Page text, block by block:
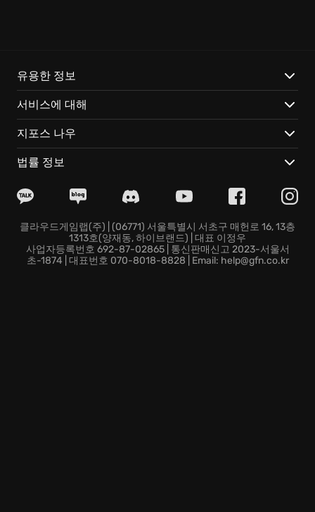
주요 특징:
숨 막히는 분위기와 독특한 아트 스타일은 한 번 몰입하
면 헤어 나올 수 없는 경험을 선사합니다.
새로운 동료 식스와 함께 난관을 헤쳐나가는 협동 플레이
민한 액션이 필요합니다.
역과 캐릭터들이 등장하여, 수수께끼 풀이를 더욱 심오하
게 만듭니다.
Little Nightmares II의 세계에서 여러분은 어떤 진실을
유용한 정보
서비스에 대해
지포스 나우
법률 정보
클라우드게임랩(주) | (06771) 서울특별시 서초구 매헌로 16, 13층
1313호(양재동, 하이브랜드) | 대표 이정우
사업자등록번호 692-87-02865 | 통신판매신고 2023-서울서
초-1874 | 대표번호 070-8018-8828 | Email: help@gfn.co.kr